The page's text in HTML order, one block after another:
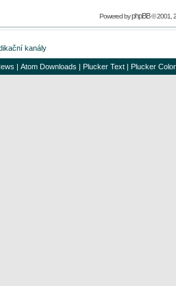
Powered byphpBB© 2001,
kanály
| Atom Downloads | Plucker Text | Plucker Color